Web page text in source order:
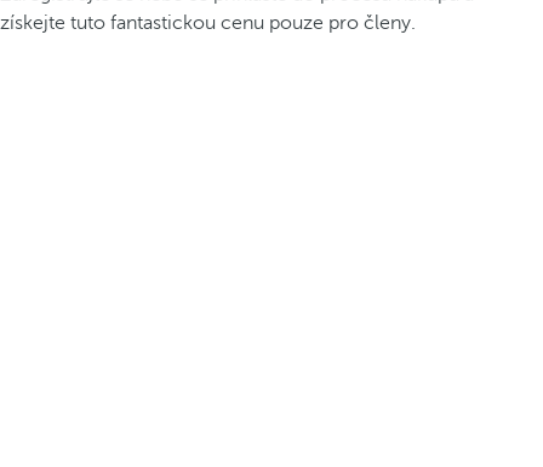
získejte tuto fantastickou cenu pouze pro členy.